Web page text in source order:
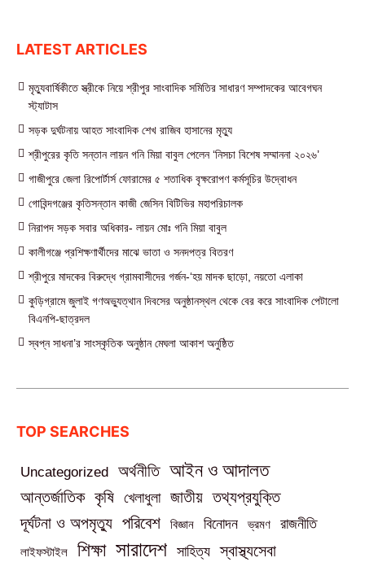
LATEST ARTICLES
মৃত্যুবার্ষিকীতে স্ত্রীকে নিয়ে শ্রীপুর সাংবাদিক সমিতির সাধারণ সম্পাদকের আবেগঘন
স্ট্যাটাস
সড়ক দুর্ঘটনায় আহত সাংবাদিক শেখ রাজিব হাসানের মৃত্যু
শ্রীপুরের কৃতি সন্তান লায়ন গনি মিয়া বাবুল পেলেন ‘নিসচা বিশেষ সম্মাননা ২০২৬’
গাজীপুরে জেলা রিপোর্টার্স ফোরামের ৫ শতাধিক বৃক্ষরোপণ কর্মসূচির উদ্বোধন
গোবিন্দগঞ্জের কৃতিসন্তান কাজী জেসিন বিটিভির মহাপরিচালক
নিরাপদ সড়ক সবার অধিকার- লায়ন মোঃ গনি মিয়া বাবুল
কালীগঞ্জে প্রশিক্ষণার্থীদের মাঝে ভাতা ও সনদপত্র বিতরণ
শ্রীপুরে মাদকের বিরুদ্ধে গ্রামবাসীদের গর্জন-‘হয় মাদক ছাড়ো, নয়তো এলাকা
কুড়িগ্রামে জুলাই গণঅভ্যুত্থান দিবসের অনুষ্ঠানস্থল থেকে বের করে সাংবাদিক পেটালো
বিএনপি-ছাত্রদল
স্বপ্ন সাধনা’র সাংস্কৃতিক অনুষ্ঠান মেঘলা আকাশ অনুষ্ঠিত
TOP SEARCHES
Uncategorized অর্থনীতি আইন ও আদালত
আন্তর্জাতিক কৃষি খেলাধুলা জাতীয় তথ্যপ্রযুক্তি
দূর্ঘটনা ও অপমৃত্যু পরিবেশ বিজ্ঞান বিনোদন ভ্রমণ রাজনীতি
লাইফস্টাইল শিক্ষা সারাদেশ সাহিত্য স্বাস্থ্যসেবা